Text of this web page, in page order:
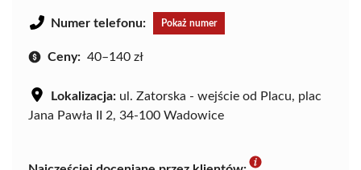
Numer telefonu: Pokaż numer
Ceny: 40–140 zł
Lokalizacja: ul. Zatorska - wejście od Placu, plac
Jana Pawła II 2, 34-100 Wadowice